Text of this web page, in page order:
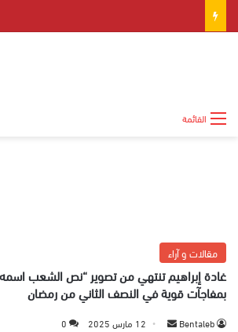
القائمة
مقالات و آراء
غادة إبراهيم تنتهي من تصوير “نص الشعب
بمفاجآت قوية في النصف الثاني من رمضان
Bentaleb 12 مارس 2025 0